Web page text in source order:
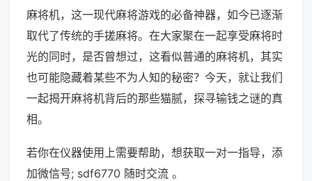
麻将机，这一现代麻将游戏的必备神器，如今已逐渐
取代了传统的手搓麻将。在大家聚在一起享受麻将时
光的同时，是否曾想过，这看似普通的麻将机，其实
也可能隐藏着某些不为人知的秘密？今天，就让我们
一起揭开麻将机背后的那些猫腻，探寻输钱之谜的真
相。
若你在仪器使用上需要帮助，想获取一对一指导，添
加微信号; sdf6770 随时交流 。